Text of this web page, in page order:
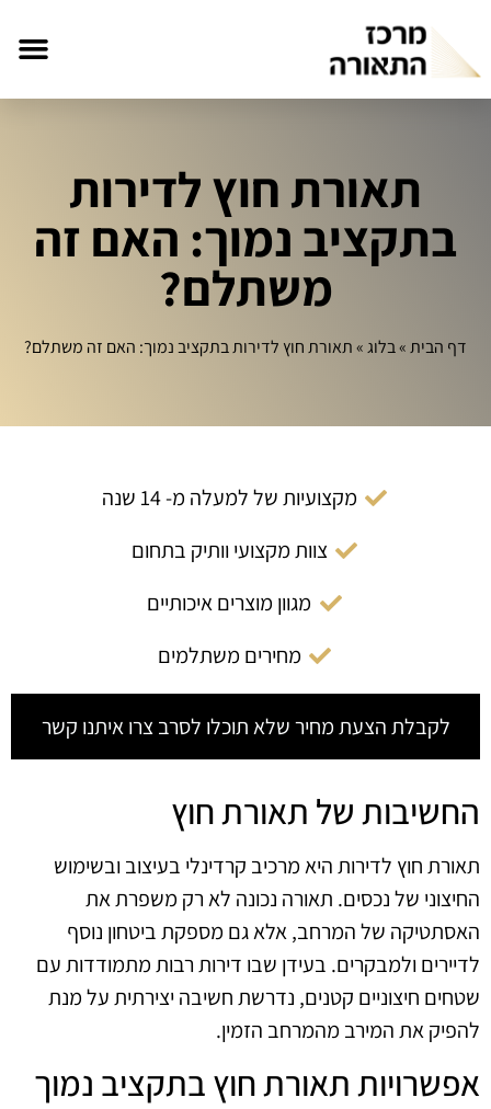
תאורת חוץ לדירות
בתקציב נמוך: האם זה
משתלם?
דף הבית»בלוג»תאורת חוץ לדירות בתקציב נמוך: האם זה משתלם?
מקצועיות של למעלה מ- 14 שנה
צוות מקצועי וותיק בתחום
מגוון מוצרים איכותיים
מחירים משתלמים
לקבלת הצעת מחיר שלא תוכלו לסרב צרו איתנו קשר
החשיבות של תאורת חוץ
תאורת חוץ לדירות היא מרכיב קרדינלי בעיצוב ובשימוש
החיצוני של נכסים. תאורה נכונה לא רק משפרת את
האסתטיקה של המרחב, אלא גם מספקת ביטחון נוסף
לדיירים ולמבקרים. בעידן שבו דירות רבות מתמודדות עם
שטחים חיצוניים קטנים, נדרשת חשיבה יצירתית על מנת
להפיק את המירב מהמרחב הזמין.
אפשרויות תאורת חוץ בתקציב נמוך